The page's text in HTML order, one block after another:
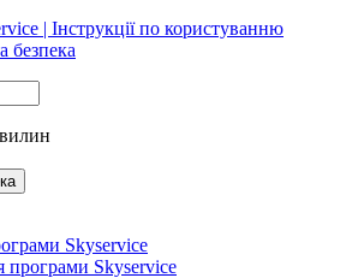
| Інструкції по користуванню
безпека
Skyservice
програми Skyservice